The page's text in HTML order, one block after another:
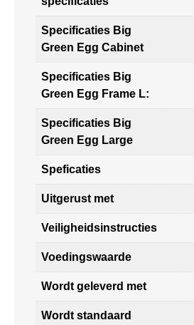
Specificaties Big
Green Egg Cabinet
Specificaties Big
Green Egg Frame L:
Specificaties Big
Green Egg Large
Speficaties
Uitgerust met
Veiligheidsinstructies
Voedingswaarde
Wordt geleverd met
Wordt standaard